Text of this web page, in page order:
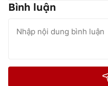
Bình luận